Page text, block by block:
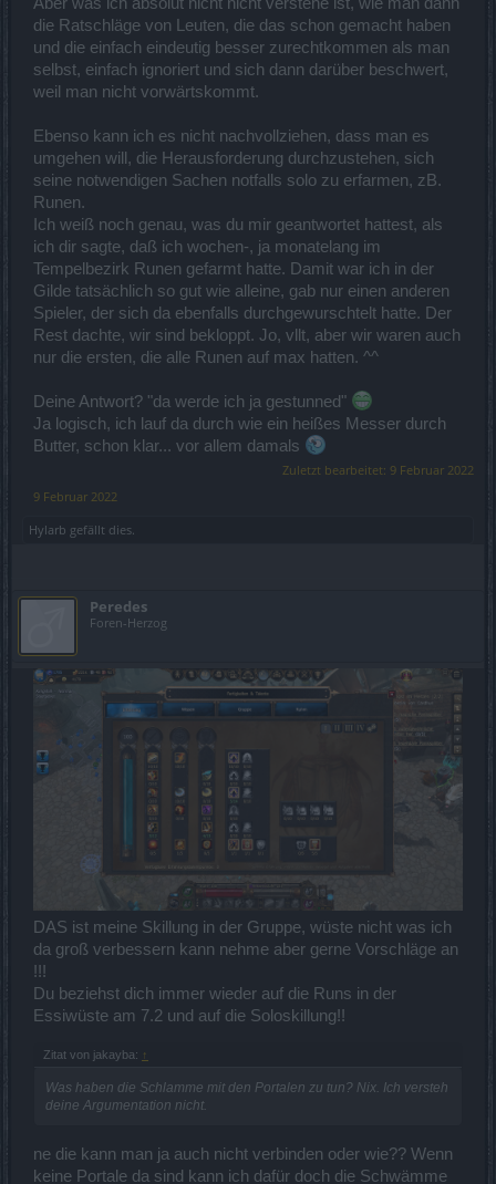
Aber was ich absolut nicht nicht verstehe ist, wie man dann
die Ratschläge von Leuten, die das schon gemacht haben
und die einfach eindeutig besser zurechtkommen als man
selbst, einfach ignoriert und sich dann darüber beschwert,
weil man nicht vorwärtskommt.
Ebenso kann ich es nicht nachvollziehen, dass man es
umgehen will, die Herausforderung durchzustehen, sich
seine notwendigen Sachen notfalls solo zu erfarmen, zB.
Runen.
Ich weiß noch genau, was du mir geantwortet hattest, als
ich dir sagte, daß ich wochen-, ja monatelang im
Tempelbezirk Runen gefarmt hatte. Damit war ich in der
Gilde tatsächlich so gut wie alleine, gab nur einen anderen
Spieler, der sich da ebenfalls durchgewurschtelt hatte. Der
Rest dachte, wir sind bekloppt. Jo, vllt, aber wir waren auch
nur die ersten, die alle Runen auf max hatten. ^^
Deine Antwort? "da werde ich ja gestunned"
Ja logisch, ich lauf da durch wie ein heißes Messer durch
Butter, schon klar... vor allem damals
Zuletzt bearbeitet: 9 Februar 2022
9 Februar 2022
Hylarb gefällt dies.
Peredes
Foren-Herzog
DAS ist meine Skillung in der Gruppe, wüste nicht was ich
da groß verbessern kann nehme aber gerne Vorschläge an
!!!
Du beziehst dich immer wieder auf die Runs in der
Essiwüste am 7.2 und auf die Soloskillung!!
Zitat von jakayba: ↑
Was haben die Schlamme mit den Portalen zu tun? Nix. Ich versteh
deine Argumentation nicht.
ne die kann man ja auch nicht verbinden oder wie?? Wenn
keine Portale da sind kann ich dafür doch die Schwämme